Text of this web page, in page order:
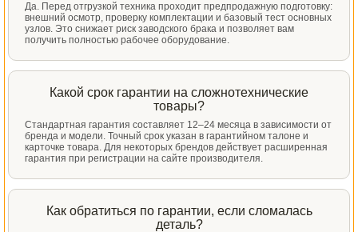
Да. Перед отгрузкой техника проходит предпродажную подготовку:
внешний осмотр, проверку комплектации и базовый тест основных
узлов. Это снижает риск заводского брака и позволяет вам
получить полностью рабочее оборудование.
Какой срок гарантии на сложнотехнические
товары?
Стандартная гарантия составляет 12–24 месяца в зависимости от
бренда и модели. Точный срок указан в гарантийном талоне и
карточке товара. Для некоторых брендов действует расширенная
гарантия при регистрации на сайте производителя.
Как обратиться по гарантии, если сломалась
деталь?